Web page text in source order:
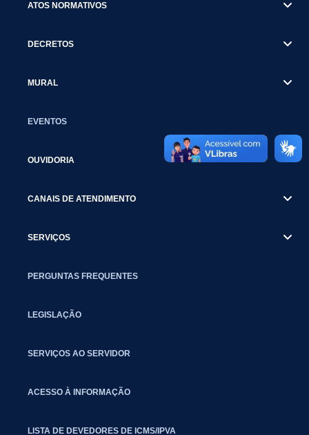
ATOS NORMATIVOS
DECRETOS
MURAL
EVENTOS
OUVIDORIA
CANAIS DE ATENDIMENTO
SERVIÇOS
PERGUNTAS FREQUENTES
LEGISLAÇÃO
SERVIÇOS AO SERVIDOR
ACESSO À INFORMAÇÃO
LISTA DE DEVEDORES DE ICMS/IPVA